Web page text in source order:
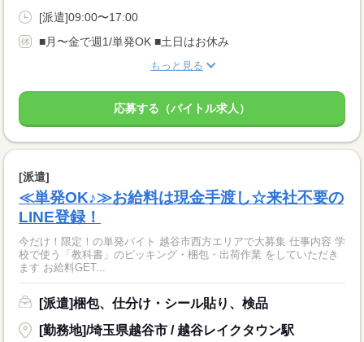
[派遣]09:00〜17:00
■月〜金で週1/単発OK ■土日はお休み
もっと見る
応募する（バイトル求人）
[派遣]
≪単発OK♪≫お給料は現金手渡し☆来社不要の
LINE登録！
今だけ！限定！の単発バイト 越谷市西方エリアで大募集 仕事内容 学
校で使う「教科書」のピッキング・梱包・出荷作業 をしていただき
ます お給料GET...
[派遣]梱包、仕分け・シール貼り、検品
[勤務地]/埼玉県越谷市 / 越谷レイクタウン駅